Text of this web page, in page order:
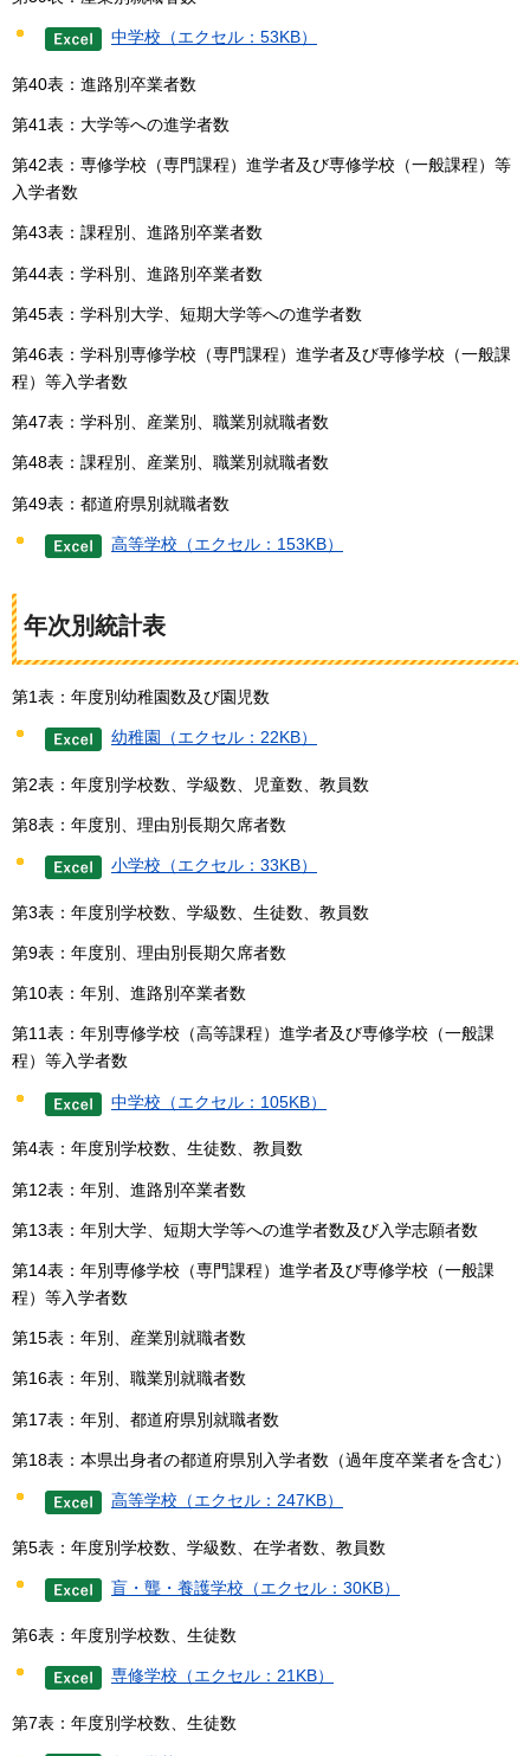
中学校（エクセル：53KB）
第40表：進路別卒業者数
第41表：大学等への進学者数
第42表：専修学校（専門課程）進学者及び専修学校（一般課程）等
入学者数
第43表：課程別、進路別卒業者数
第44表：学科別、進路別卒業者数
第45表：学科別大学、短期大学等への進学者数
第46表：学科別専修学校（専門課程）進学者及び専修学校（一般課
程）等入学者数
第47表：学科別、産業別、職業別就職者数
第48表：課程別、産業別、職業別就職者数
第49表：都道府県別就職者数
高等学校（エクセル：153KB）
年次別統計表
第1表：年度別幼稚園数及び園児数
幼稚園（エクセル：22KB）
第2表：年度別学校数、学級数、児童数、教員数
第8表：年度別、理由別長期欠席者数
小学校（エクセル：33KB）
第3表：年度別学校数、学級数、生徒数、教員数
第9表：年度別、理由別長期欠席者数
第10表：年別、進路別卒業者数
第11表：年別専修学校（高等課程）進学者及び専修学校（一般課
程）等入学者数
中学校（エクセル：105KB）
第4表：年度別学校数、生徒数、教員数
第12表：年別、進路別卒業者数
第13表：年別大学、短期大学等への進学者数及び入学志願者数
第14表：年別専修学校（専門課程）進学者及び専修学校（一般課
程）等入学者数
第15表：年別、産業別就職者数
第16表：年別、職業別就職者数
第17表：年別、都道府県別就職者数
第18表：本県出身者の都道府県別入学者数（過年度卒業者を含む）
高等学校（エクセル：247KB）
第5表：年度別学校数、学級数、在学者数、教員数
盲・聾・養護学校（エクセル：30KB）
第6表：年度別学校数、生徒数
専修学校（エクセル：21KB）
第7表：年度別学校数、生徒数